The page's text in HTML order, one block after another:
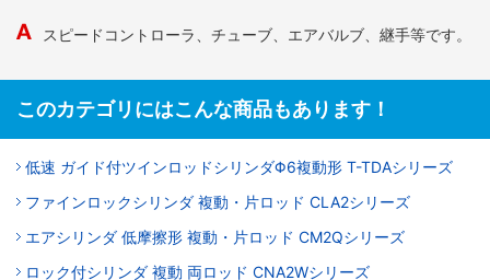
スピードコントローラ、チューブ、エアバルブ、継手等です。
このカテゴリにはこんな商品もあります！
低速 ガイド付ツインロッドシリンダΦ6複動形 T-TDAシリーズ
ファインロックシリンダ 複動・片ロッド CLA2シリーズ
エアシリンダ 低摩擦形 複動・片ロッド CM2Qシリーズ
ロック付シリンダ 複動 両ロッド CNA2Wシリーズ